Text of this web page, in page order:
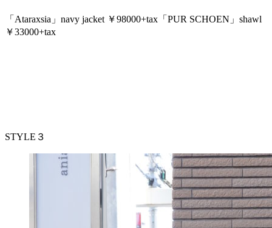
「Ataraxsia」navy jacket ￥98000+tax「PUR SCHOEN」shawl
￥33000+tax
STYLE３